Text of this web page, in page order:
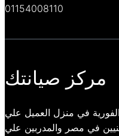
01154008110
مركز صيانتك
في منزل العميل علي
في مصر والمدربين علي